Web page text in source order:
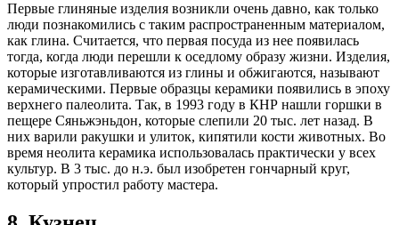
Первые глиняные изделия возникли очень давно, как только
люди познакомились с таким распространенным материалом,
как глина. Считается, что первая посуда из нее появилась
тогда, когда люди перешли к оседлому образу жизни. Изделия,
которые изготавливаются из глины и обжигаются, называют
керамическими. Первые образцы керамики появились в эпоху
верхнего палеолита. Так, в 1993 году в КНР нашли горшки в
пещере Сяньжэньдон, которые слепили 20 тыс. лет назад. В
них варили ракушки и улиток, кипятили кости животных. Во
время неолита керамика использовалась практически у всех
культур. В 3 тыс. до н.э. был изобретен гончарный круг,
который упростил работу мастера.